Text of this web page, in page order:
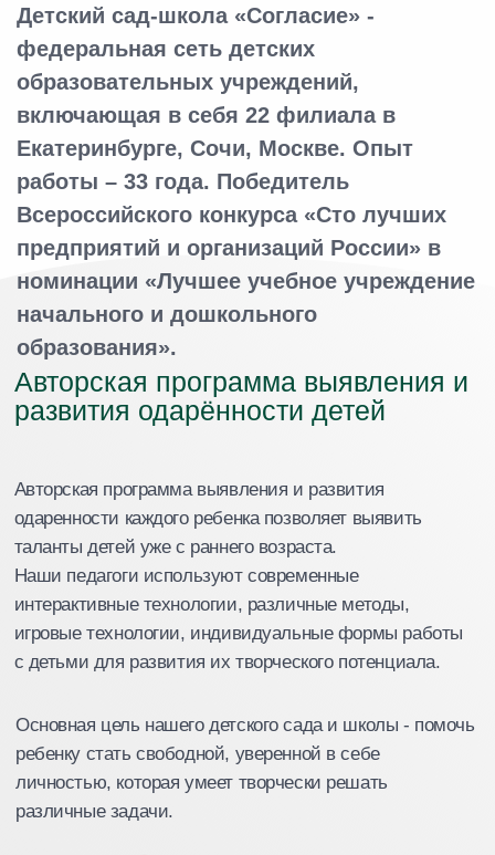
интерактивные технологии, различные методы,
игровые технологии, индивидуальные формы работы
с детьми для развития их творческого потенциала.
Основная цель нашего детского сада и школы - помочь
ребенку стать свободной, уверенной в себе
личностью, которая умеет творчески решать
различные задачи.
Подробнее о программе
Подробнее о компании
Выявляем и развиваем
Как работает программа выявления и
развития одаренности